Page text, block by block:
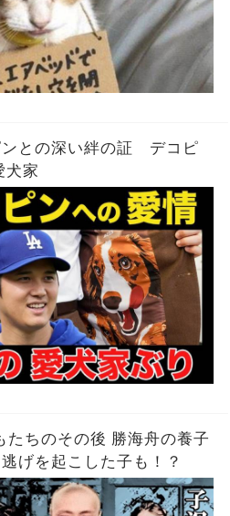
との深い絆の証 デコピ
犬家
たちのその後 勝海舟の養子
げを起こした子も！？